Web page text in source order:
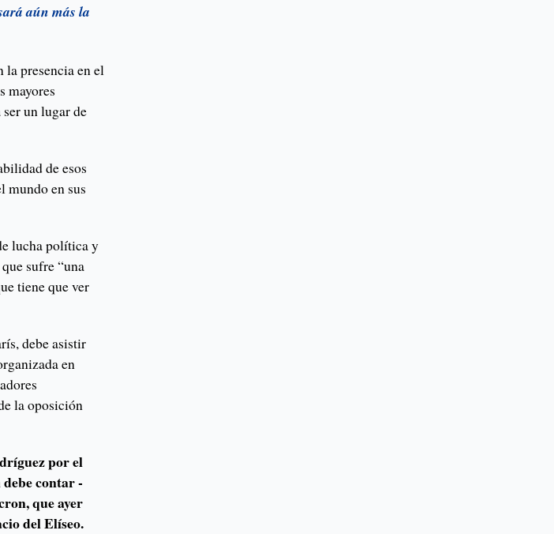
aún más la
presencia en el
mayores
un lugar de
de esos
mundo en sus
lucha política y
sufre “una
tiene que ver
debe asistir
en
la oposición
por el
contar -
que ayer
del Elíseo.